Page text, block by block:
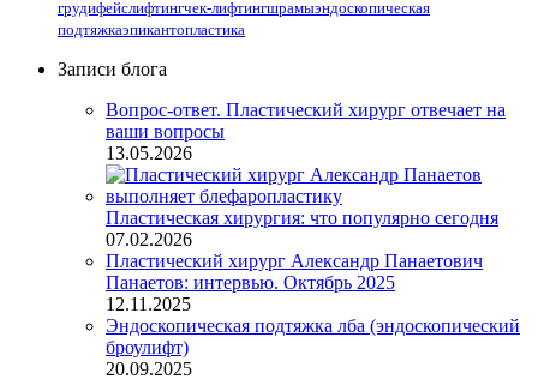
грудифейслифтингчек-лифтингшрамыэндоскопическая
подтяжкаэпикантопластика
Записи блога
Вопрос-ответ. Пластический хирург отвечает на
ваши вопросы
13.05.2026
Пластическая хирургия: что популярно сегодня
07.02.2026
Пластический хирург Александр Панаетович
Панаетов: интервью. Октябрь 2025
12.11.2025
Эндоскопическая подтяжка лба (эндоскопический
броулифт)
20.09.2025